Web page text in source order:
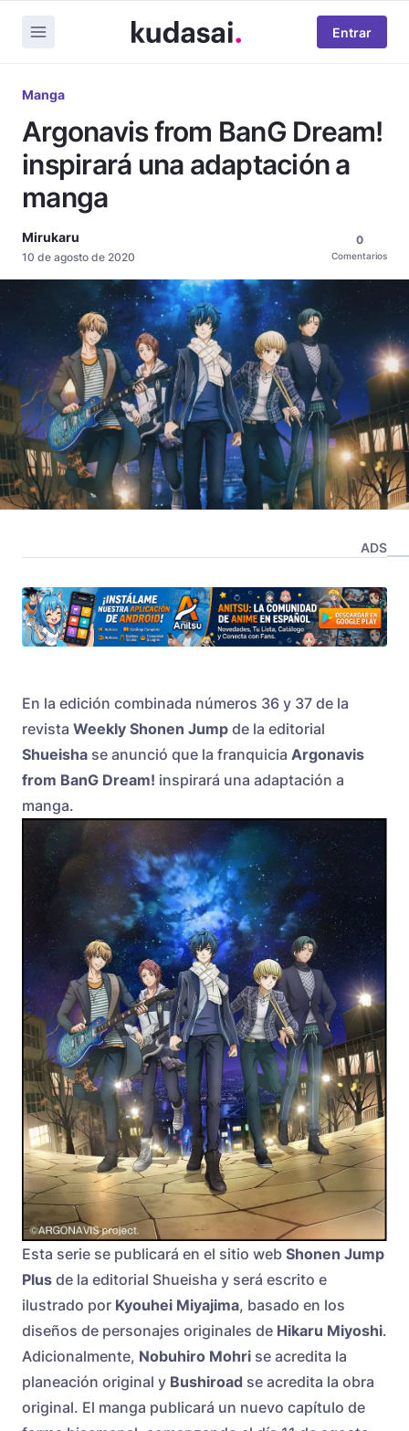
Entrar
Manga
Argonavis from BanG Dream!
inspirará una adaptación a
manga
Mirukaru
10 de agosto de 2020
0
Comentarios
ADS
En la edición combinada números 36 y 37 de la
revista Weekly Shonen Jump de la editorial
Shueisha se anunció que la franquicia Argonavis
from BanG Dream! inspirará una adaptación a
manga.
Esta serie se publicará en el sitio web Shonen Jump
Plus de la editorial Shueisha y será escrito e
ilustrado por Kyouhei Miyajima, basado en los
diseños de personajes originales de Hikaru Miyoshi.
Adicionalmente, Nobuhiro Mohri se acredita la
planeación original y Bushiroad se acredita la obra
original. El manga publicará un nuevo capítulo de